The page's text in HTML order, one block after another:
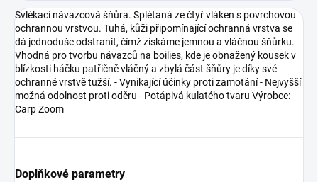
Svlékací návazcová šňůra. Splétaná ze čtyř vláken s povrchovou
ochrannou vrstvou. Tuhá, kůži připomínající ochranná vrstva se
dá jednoduše odstranit, čímž získáme jemnou a vláčnou šňůrku.
Vhodná pro tvorbu návazců na boilies, kde je obnažený kousek v
blízkosti háčku patřičně vláčný a zbylá část šňůry je díky své
ochranné vrstvě tužší. - Vynikající účinky proti zamotání - Nejvyšší
možná odolnost proti oděru - Potápivá kulatého tvaru Výrobce:
Carp Zoom
Doplňkové parametry